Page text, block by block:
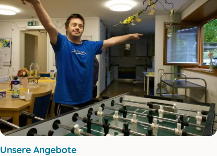
Unsere Angebote